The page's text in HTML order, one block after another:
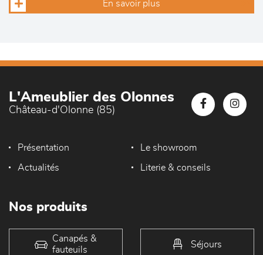
En savoir plus
L'Ameublier des Olonnes
Château-d'Olonne (85)
Présentation Le showroom
Actualités Literie & conseils
Nos produits
Canapés &
fauteuils
Séjours